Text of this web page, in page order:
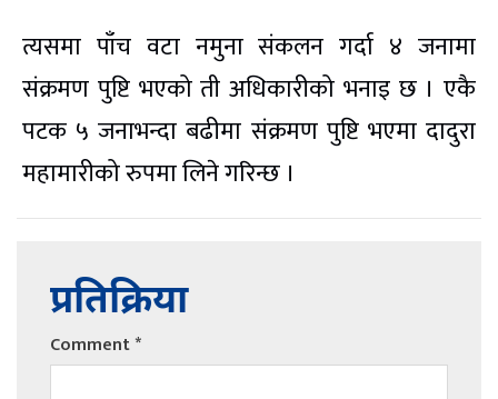
त्यसमा पाँच वटा नमुना संकलन गर्दा ४ जनामा
संक्रमण पुष्टि भएको ती अधिकारीको भनाइ छ । एकै
पटक ५ जनाभन्दा बढीमा संक्रमण पुष्टि भएमा दादुरा
महामारीको रुपमा लिने गरिन्छ ।
प्रतिक्रिया
Comment*